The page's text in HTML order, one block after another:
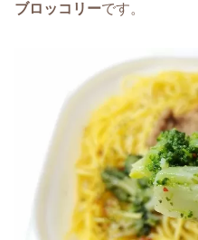
ブロッコリーです。